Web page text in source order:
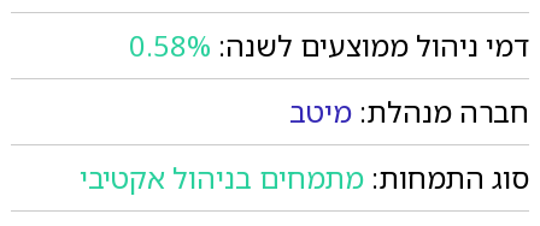
דמי ניהול ממוצעים לשנה: 0.58%
חברה מנהלת: מיטב
סוג התמחות: מתמחים בניהול אקטיבי